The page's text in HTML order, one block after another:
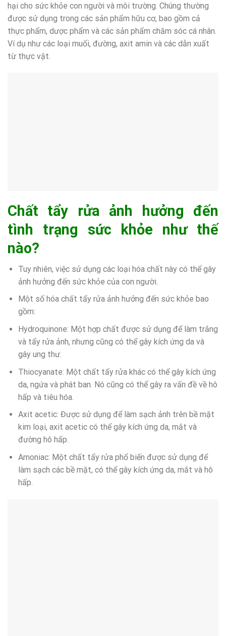
hại cho sức khỏe con người và môi trường. Chúng thường
được sử dụng trong các sản phẩm hữu cơ, bao gồm cả
thực phẩm, dược phẩm và các sản phẩm chăm sóc cá nhân.
Ví dụ như các loại muối, đường, axit amin và các dẫn xuất
từ thực vật.
Chất tẩy rửa ảnh hưởng đến
tình trạng sức khỏe như thế
nào?
Tuy nhiên, việc sử dụng các loại hóa chất này có thể gây
ảnh hưởng đến sức khỏe của con người.
Một số hóa chất tẩy rửa ảnh hưởng đến sức khỏe bao
gồm:
Hydroquinone: Một hợp chất được sử dụng để làm trắng
và tẩy rửa ảnh, nhưng cũng có thể gây kích ứng da và
gây ung thư.
Thiocyanate: Một chất tẩy rửa khác có thể gây kích ứng
da, ngứa và phát ban. Nó cũng có thể gây ra vấn đề về hô
hấp và tiêu hóa.
Axit acetic: Được sử dụng để làm sạch ảnh trên bề mặt
kim loại, axit acetic có thể gây kích ứng da, mắt và
đường hô hấp.
Amoniac: Một chất tẩy rửa phổ biến được sử dụng để
làm sạch các bề mặt, có thể gây kích ứng da, mắt và hô
hấp.